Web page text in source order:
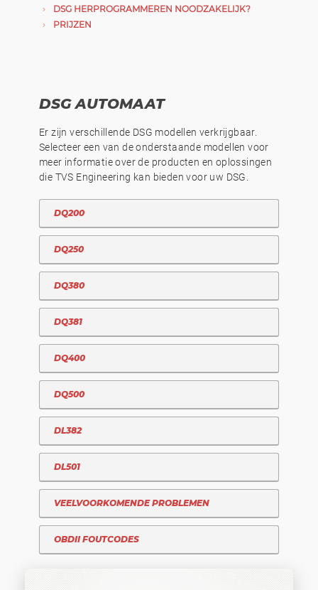
DSG HERPROGRAMMEREN NOODZAKELIJK?
PRIJZEN
DSG AUTOMAAT
Er zijn verschillende DSG modellen verkrijgbaar.
Selecteer een van de onderstaande modellen voor
meer informatie over de producten en oplossingen
die TVS Engineering kan bieden voor uw DSG.
DQ200
DQ250
DQ380
DQ381
DQ400
DQ500
DL382
DL501
VEELVOORKOMENDE PROBLEMEN
OBDII FOUTCODES